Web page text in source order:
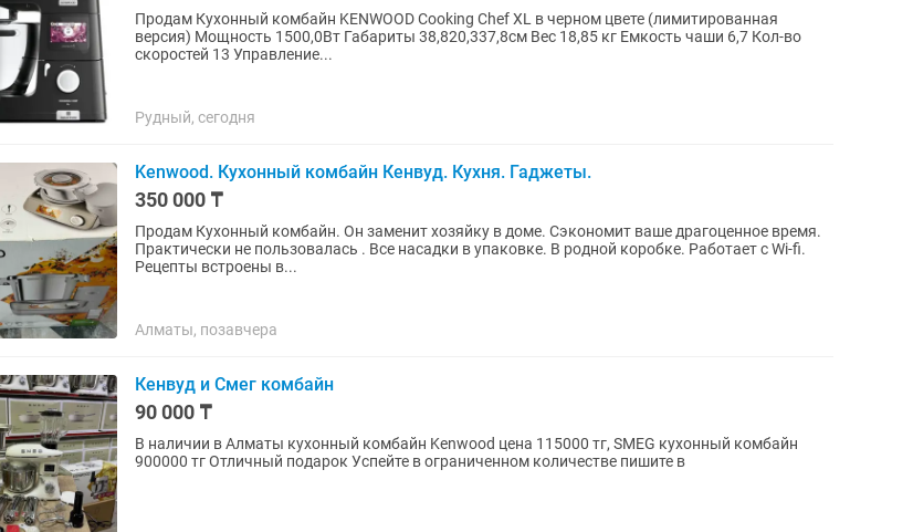
Продам Кухонный комбайн KENWOOD Cooking Chef XL в черном цвете (лимитированная
версия) Мощность 1500,0Вт Габариты 38,820,337,8см Вес 18,85 кг Емкость чаши 6,7 Кол-во
скоростей 13 Управление...
Рудный, сегодня
Kenwood. Кухонный комбайн Кенвуд. Кухня. Гаджеты.
350 000 ₸
Продам Кухонный комбайн. Он заменит хозяйку в доме. Сэкономит ваше драгоценное время.
Практически не пользовалась . Все насадки в упаковке. В родной коробке. Работает с Wi-fi.
Рецепты встроены в...
Алматы, позавчера
Кенвуд и Смег комбайн
90 000 ₸
В наличии в Алматы кухонный комбайн Kenwood цена 115000 тг, SMEG кухонный комбайн
900000 тг Отличный подарок Успейте в ограниченном количестве пишите в